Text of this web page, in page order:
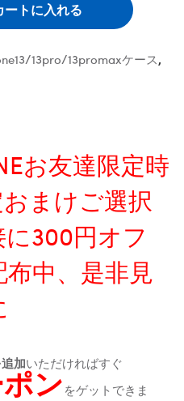
ートに入れる
13pro/13promaxケース,
お友達限定時
まけご選択
300円オフ
中、是非見
加いただければすぐ
ンをゲットできま